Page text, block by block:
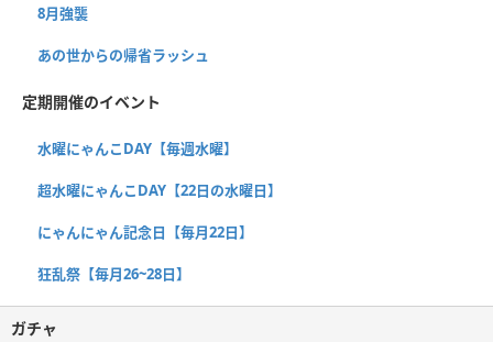
8月強襲
あの世からの帰省ラッシュ
定期開催のイベント
水曜にゃんこDAY【毎週水曜】
超水曜にゃんこDAY【22日の水曜日】
にゃんにゃん記念日【毎月22日】
狂乱祭【毎月26~28日】
ガチャ